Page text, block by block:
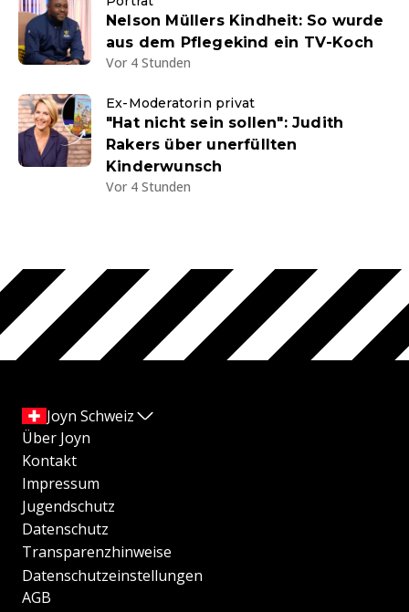
Nelson Müllers Kindheit: So wurde
aus dem Pflegekind ein TV-Koch
Vor 4 Stunden
Ex-Moderatorin privat
"Hat nicht sein sollen": Judith
Rakers über unerfüllten
Kinderwunsch
Vor 4 Stunden
Joyn Schweiz
Über Joyn
Kontakt
Impressum
Jugendschutz
Datenschutz
Transparenzhinweise
Datenschutzeinstellungen
AGB